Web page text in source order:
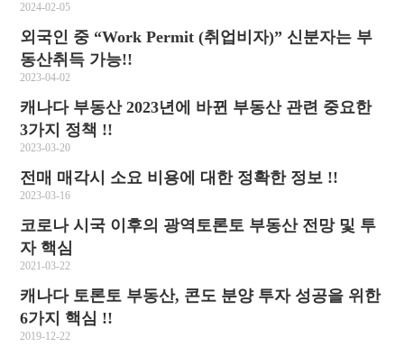
2024-02-05
외국인 중 “Work Permit (취업비자)” 신분자는 부
동산취득 가능!!
2023-04-02
캐나다 부동산 2023년에 바뀐 부동산 관련 중요한
3가지 정책 !!
2023-03-20
전매 매각시 소요 비용에 대한 정확한 정보 !!
2023-03-16
코로나 시국 이후의 광역토론토 부동산 전망 및 투
자 핵심
2021-03-22
캐나다 토론토 부동산, 콘도 분양 투자 성공을 위한
6가지 핵심 !!
2019-12-22